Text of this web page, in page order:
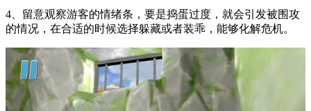
4、留意观察游客的情绪条，要是捣蛋过度，就会引发被围攻
的情况，在合适的时候选择躲藏或者装乖，能够化解危机。